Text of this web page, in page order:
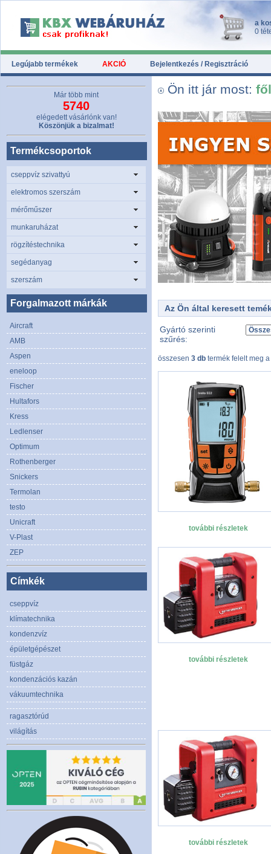
a
0
Legújabb termékek AKCIÓ Bejelentkezés / Regisztráció
Ön itt jár most:
Az Ön által keresett
Gyártó szerinti
szűrés:
összesen 3 db termék felelt meg
további részletek
további részletek
további részletek
Már több mint
5740
elégedett vásárlónk van!
Köszönjük a bizalmat!
Termékcsoportok
cseppvíz szivattyú
elektromos szerszám
mérőműszer
munkaruházat
rögzítéstechnika
segédanyag
szerszám
Forgalmazott márkák
Aircraft
AMB
Aspen
eneloop
Fischer
Hultafors
Kress
Ledlenser
Optimum
Rothenberger
Snickers
Termolan
testo
Unicraft
V-Plast
ZEP
Címkék
cseppvíz
klímatechnika
kondenzvíz
épületgépészet
füstgáz
kondenzációs kazán
vákuumtechnika
ragasztórúd
világítás